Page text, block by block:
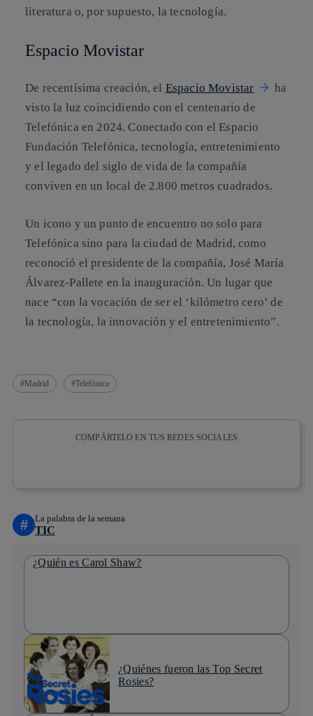
literatura o, por supuesto, la tecnología.
Espacio Movistar
De recentísima creación, el Espacio Movistar
ha
visto la luz coincidiendo con el centenario de
Telefónica en 2024. Conectado con el Espacio
Fundación Telefónica, tecnología, entretenimiento
y el legado del siglo de vida de la compañía
conviven en un local de 2.800 metros cuadrados.
Un icono y un punto de encuentro no solo para
Telefónica sino para la ciudad de Madrid, como
reconoció el presidente de la compañía, José María
Álvarez-Pallete en la inauguración. Un lugar que
nace “con la vocación de ser el ‘kilómetro cero’ de
la tecnología, la innovación y el entretenimiento”.
Madrid Telefónica
COMPÁRTELO EN TUS REDES SOCIALES
# La palabra de la semana
TIC
¿Quién es Carol Shaw?
¿Quiénes fueron las Top Secret
Rosies?